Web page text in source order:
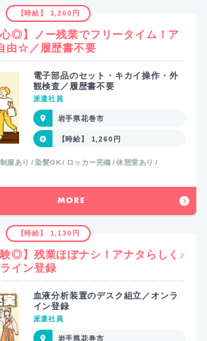
【時給】 1,260円
心◎】ノー残業でフリータイム！ア
由☆／履歴書不要
電子部品のセット・キカイ操作・外
観検査／履歴書不要
派遣社員
岩手県花巻市
【時給】 1,260円
制服あり 染髪OK ロッカー完備
休憩室あり
MORE
【時給】 1,130円
験◎】残業ほぼナシ！アナタらしく♪
イン登録
血液分析装置のデスク組立／オンラ
イン登録
派遣社員
岩手県花巻市